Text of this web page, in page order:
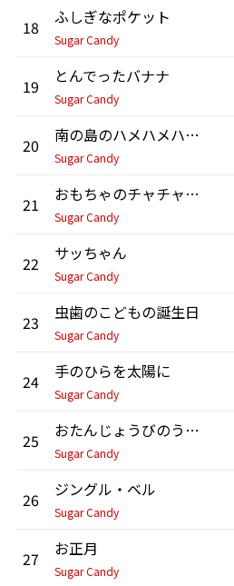
18 ふしぎなポケット
Sugar Candy
19 とんでったバナナ
Sugar Candy
20 南の島のハメハメハ大王
Sugar Candy
21 おもちゃのチャチャチャ
Sugar Candy
22 サッちゃん
Sugar Candy
23 虫歯のこどもの誕生日
Sugar Candy
24 手のひらを太陽に
Sugar Candy
25 おたんじょうびのうた (ハッピー・バースデイ・トゥ・ユー)
Sugar Candy
26 ジングル・ベル
Sugar Candy
27 お正月
Sugar Candy